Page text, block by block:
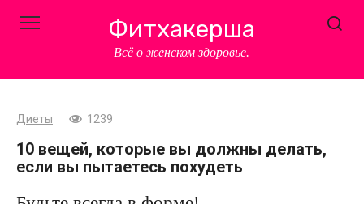
Фитхакерша
Всё о женском здоровье.
Диеты 1239
10 вещей, которые вы должны делать,
если вы пытаетесь похудеть